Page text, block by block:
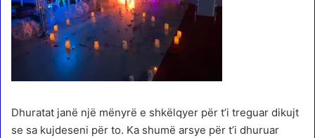
Dhuratat janë një mënyrë e shkëlqyer për t’i treguar dikujt
se sa kujdeseni për to. Ka shumë arsye për t’i dhuruar